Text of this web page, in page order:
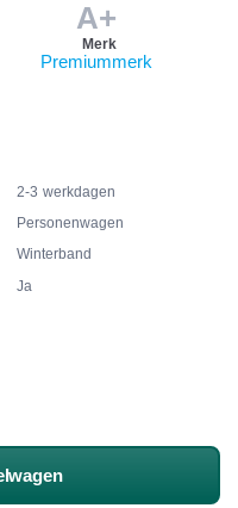
A+
Merk
Premiummerk
2-3 werkdagen
Personenwagen
Winterband
Ja